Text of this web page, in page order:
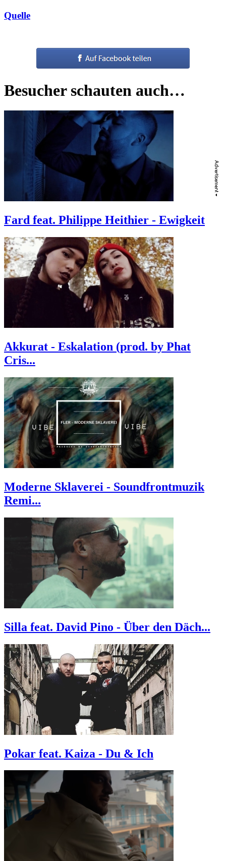
Quelle
Besucher schauten auch…
Fard feat. Philippe Heithier - Ewigkeit
Akkurat - Eskalation (prod. by Phat
Cris...
Moderne Sklaverei - Soundfrontmuzik
Remi...
Silla feat. David Pino - Über den Däch...
Pokar feat. Kaiza - Du & Ich